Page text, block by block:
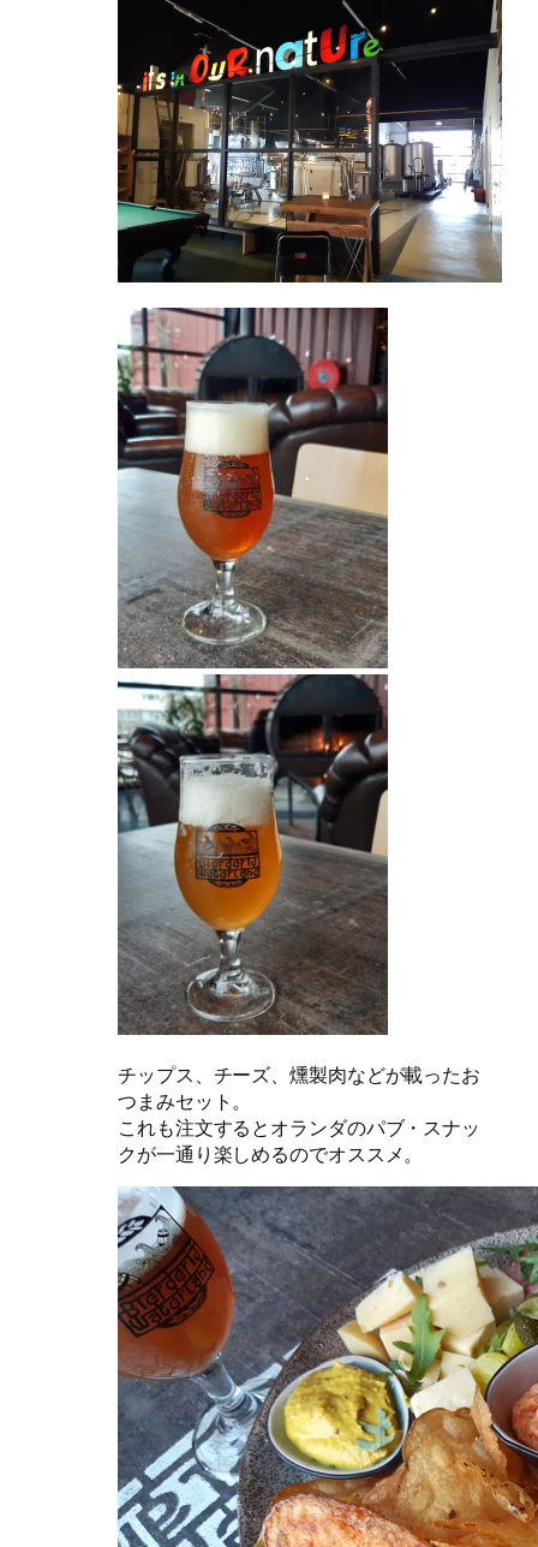
チップス、チーズ、燻製肉などが載ったお
つまみセット。
これも注文するとオランダのパブ・スナッ
クが一通り楽しめるのでオススメ。